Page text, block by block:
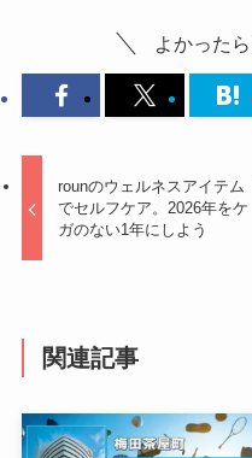
よかった
rounのウェルネスアイテム
でセルフケア。2026年をケ
ガのない1年にしよう
関連記事